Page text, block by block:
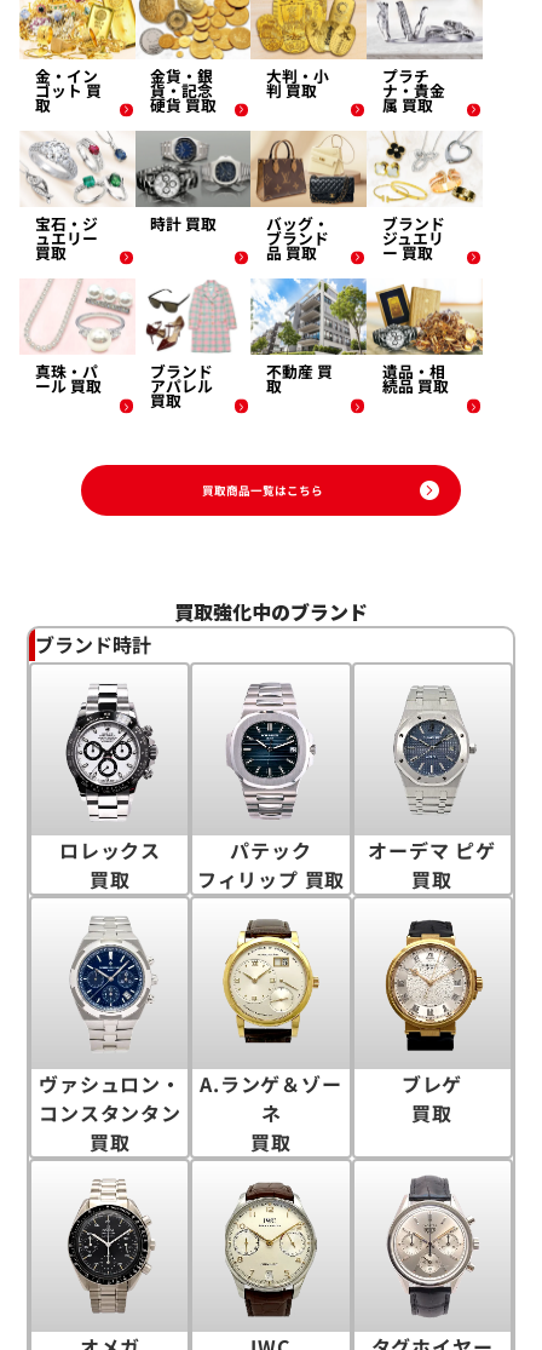
金・イン
ゴット 買
取
金貨・銀
貨・記念
硬貨 買取
大判・小
判 買取
プラチ
ナ・貴金
属 買取
宝石・ジ
ュエリー
買取
時計 買取 バッグ・
ブランド
品 買取
ブランド
ジュエリ
ー 買取
真珠・パ
ール 買取
ブランド
アパレル
買取
不動産 買
取
遺品・相
続品 買取
買取商品一覧はこちら
買取強化中のブランド
ブランド時計
ロレックス
買取
パテック
フィリップ 買取
オーデマ ピゲ
買取
ヴァシュロン・
コンスタンタン
買取
A.ランゲ＆ゾー
ネ
買取
ブレゲ
買取